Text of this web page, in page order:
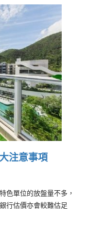
注意事項
色單位的放盤量不多，
行估價亦會較難估足